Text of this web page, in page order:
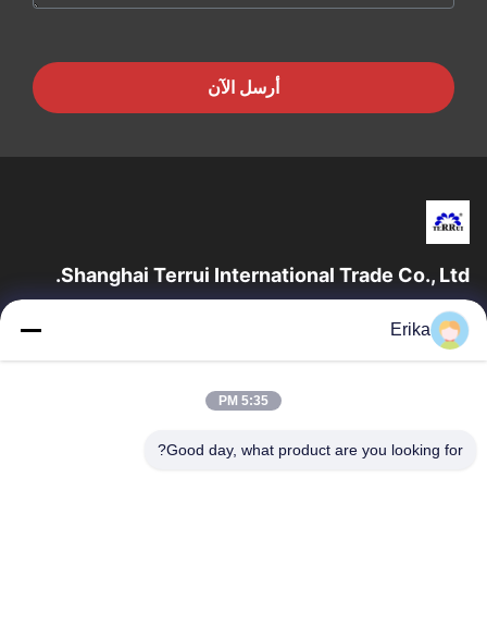
أرسل الآن
Shanghai Terrui International Trade Co., Ltd.
في تطوير وتصنيع وبيع معدات الثروة الحيوانية.
روابط سريعة
منتجات
معلومات عنا
ضبط الجودة
Erika
5:35 PM
Good day, what product are you looking for?